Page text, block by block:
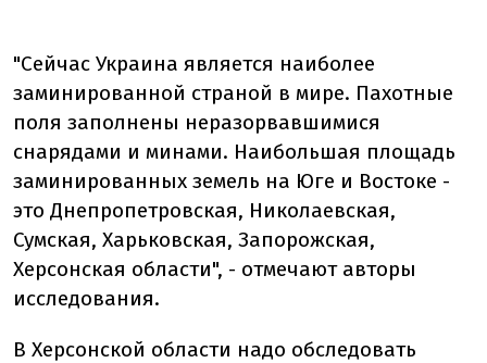
"Сейчас Украина является наиболее
заминированной страной в мире. Пахотные
поля заполнены неразорвавшимися
снарядами и минами. Наибольшая площадь
заминированных земель на Юге и Востоке -
это Днепропетровская, Николаевская,
Сумская, Харьковская, Запорожская,
Херсонская области", - отмечают авторы
исследования.
В Херсонской области надо обследовать